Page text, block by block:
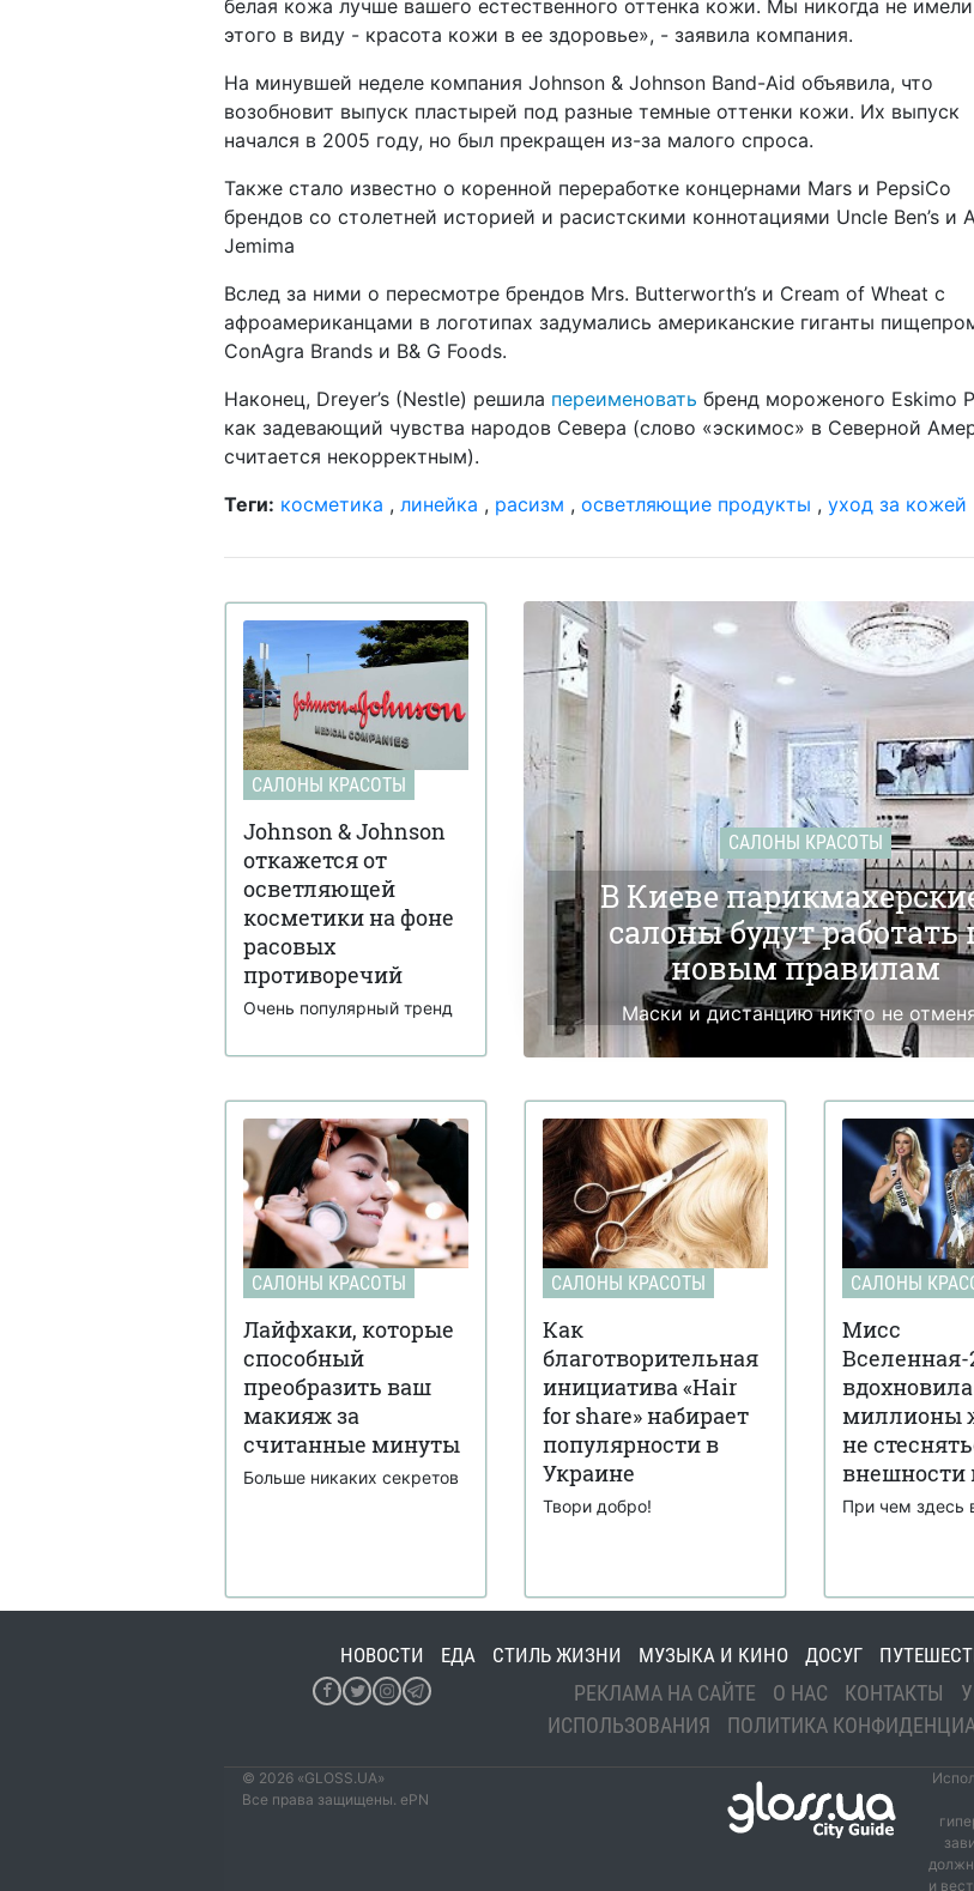
белая кожа лучше вашего естественного оттенка кожи. Мы никогда не имели
этого в виду - красота кожи в ее здоровье», - заявила компания.
На минувшей неделе компания Johnson & Johnson Band-Aid объявила, что
возобновит выпуск пластырей под разные темные оттенки кожи. Их выпуск
начался в 2005 году, но был прекращен из-за малого спроса.
Также стало известно о коренной переработке концернами Mars и PepsiCo
брендов со столетней историей и расистскими коннотациями Uncle Ben’s и
Jemima
Вслед за ними о пересмотре брендов Mrs. Butterworth’s и Cream of Wheat с
афроамериканцами в логотипах задумались американские гиганты
ConAgra Brands и B& G Foods.
Наконец, Dreyer’s (Nestle) решила переименовать бренд мороженого Eskimo
как задевающий чувства народов Севера (слово «эскимос» в Северной
считается некорректным).
Теги: косметика , линейка , расизм , осветляющие продукты , уход за кожей
САЛОНЫ КРАСОТЫ
Johnson & Johnson
откажется от
осветляющей
косметики на фоне
расовых
противоречий
Очень популярный тренд
САЛОНЫ КРАСОТЫ
В Киеве
салоны будут работать
новым правилам
Маски и дистанцию никто не
САЛОНЫ КРАСОТЫ
Лайфхаки, которые
способный
преобразить ваш
макияж за
считанные минуты
Больше никаких секретов
САЛОНЫ КРАСОТЫ
Как
благотворительная
инициатива «Hair
for share» набирает
популярности в
Украине
Твори добро!
САЛОНЫ
Мисс
Вселенная-
вдохновила
миллионы
не
внешности
При чем здесь
НОВОСТИ ЕДА СТИЛЬ ЖИЗНИ МУЗЫКА И КИНО ДОСУГ
РЕКЛАМА НА САЙТЕ О НАС КОНТАКТЫ
ИСПОЛЬЗОВАНИЯ
ПОЛИТИКА
© 2026 «GLOSS.UA»
Все права защищены. ePN
и